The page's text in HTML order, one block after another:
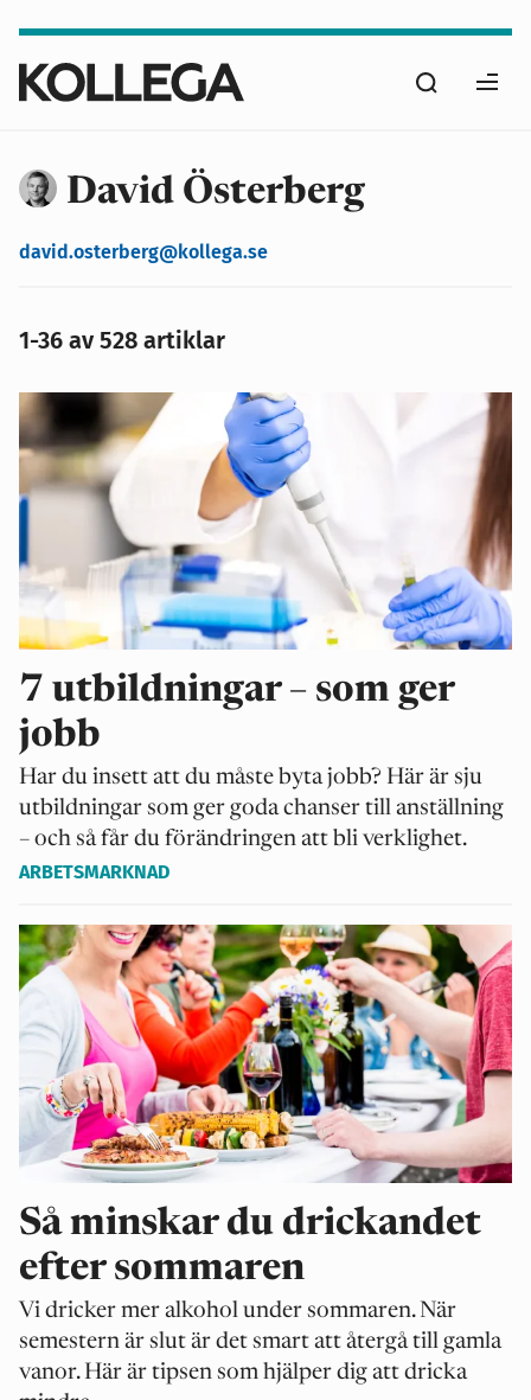
huvudinnehåll
Sök
David Österberg
david.osterberg@kollega.se
1-36 av 528 artiklar
7 utbildningar – som ger
jobb
Har du insett att du måste byta jobb? Här är sju
utbildningar som ger goda chanser till anställning
– och så får du förändringen att bli verklighet.
ARBETSMARKNAD
Så minskar du drickandet
efter sommaren
Vi dricker mer alkohol under sommaren. När
semestern är slut är det smart att återgå till gamla
vanor. Här är tipsen som hjälper dig att dricka